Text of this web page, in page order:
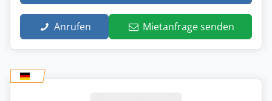
Anrufen Mietanfrage senden